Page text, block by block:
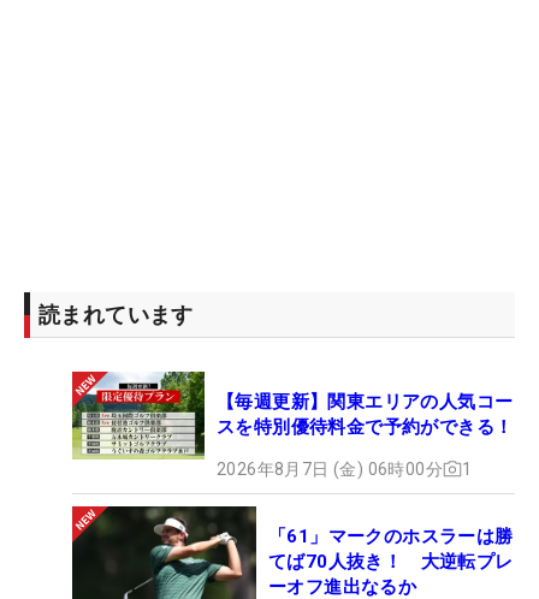
読まれています
【毎週更新】関東エリアの人気コー
スを特別優待料金で予約ができる！
2026年8月7日 (金) 06時00分 1
「61」マークのホスラーは勝
てば70人抜き！ 大逆転プレ
ーオフ進出なるか